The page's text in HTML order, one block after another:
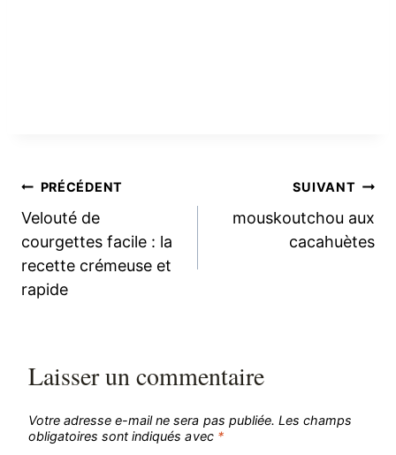
Navigation
de
l’article
PRÉCÉDENT
Velouté de
courgettes facile : la
recette crémeuse et
rapide
SUIVANT
mouskoutchou aux
cacahuètes
Laisser un commentaire
Votre adresse e-mail ne sera pas publiée. Les champs
obligatoires sont indiqués avec *